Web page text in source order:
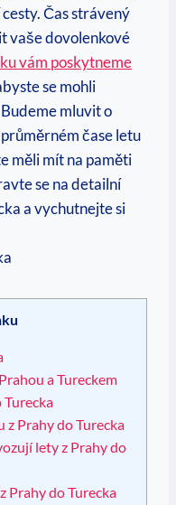
Čas strávený
vaše dovolenkové
vám poskytneme
se mohli
mluvit o
čase letu
měli mít na paměti
se na detailní
a vychutnejte si
a Tureckem
Turecka
z Prahy do Turecka
lety z Prahy do
Prahy do Turecka